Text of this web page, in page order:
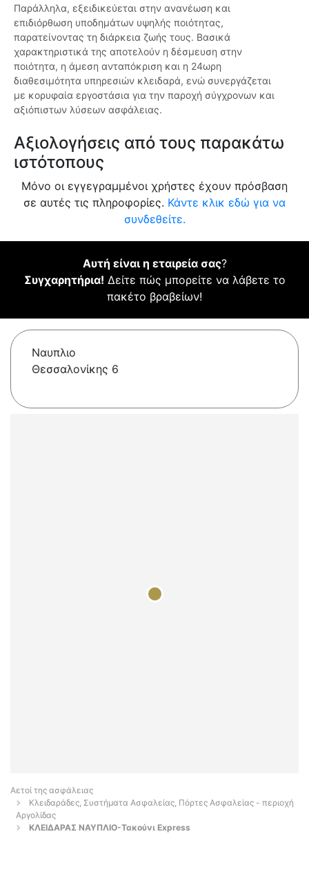
Παράλληλα, εξειδικεύεται στην ανανέωση και
επιδιόρθωση υποδημάτων υψηλής ποιότητας,
παρατείνοντας τη διάρκεια ζωής τους. Βασικά
χαρακτηριστικά της αποτελούν η δέσμευση στην
ποιότητα, η άμεση ανταπόκριση και η 24ωρη
διαθεσιμότητα υπηρεσιών κλειδαρά, ενώ συνεργάζεται
με κορυφαία εργοστάσια για την παροχή σύγχρονων και
αξιόπιστων λύσεων ασφάλειας.
Αξιολογήσεις από τους παρακάτω
ιστότοπους
Μόνο οι εγγεγραμμένοι χρήστες έχουν πρόσβαση
σε αυτές τις πληροφορίες. Κάντε κλικ εδώ για να
συνδεθείτε.
Αυτή είναι η εταιρεία σας?
Συγχαρητήρια! Δείτε πώς μπορείτε να λάβετε το
πακέτο βραβείων!
Ναυπλιο
Θεσσαλονίκης 6
Αετοί της ασφάλειας
Κλειδαράδες, Συστήματα Ασφαλείας, Πόρτες Ασφαλείας - περιοχή
Αργολίδας
ΚΛΕΙΔΑΡΑΣ ΝΑΥΠΛΙΟ-Τακούνι Express